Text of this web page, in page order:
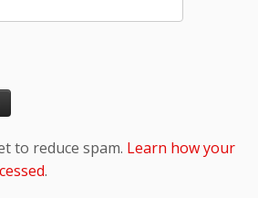
to reduce spam. Learn how your
.